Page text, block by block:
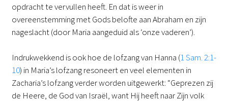
opdracht te vervullen heeft. En dat is weer in
overeenstemming met Gods belofte aan Abraham en zijn
nageslacht (door Maria aangeduid als ‘onze vaderen’).
Indrukwekkend is ook hoe de lofzang van Hanna (1 Sam. 2:1-
10) in Maria’s lofzang resoneert en veel elementen in
Zacharia’s lofzang verder worden uitgewerkt: “Geprezen zij
de Heere, de God van Israël, want Hij heeft naar Zijn volk